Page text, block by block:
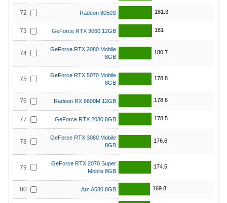
72 Radeon 8050S 181.3
73 GeForce RTX 3060 12GB 181
74
GeForce RTX 2080 Mobile
8GB
180.7
75
GeForce RTX 5070 Mobile
8GB
178.8
76 Radeon RX 6800M 12GB 178.6
77 GeForce RTX 2080 8GB 178.5
78
GeForce RTX 3080 Mobile
8GB
176.6
79
GeForce RTX 2070 Super
Mobile 8GB
174.5
80 Arc A580 8GB 169.8